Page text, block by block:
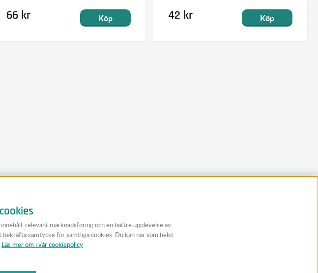
66 kr Köp 42 kr Köp
relevant marknadsföring och en bättre upplevelse av
bekräfta samtycke för samtliga cookies. Du kan när som helst
Läs mer om i vår cookiepolicy